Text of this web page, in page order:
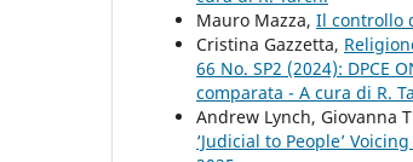
Mauro Mazza, Il controllo
Cristina Gazzetta,
66 No. SP2 (2024): DPCE
comparata - A cura di R.
Andrew Lynch, Giovanna
‘Judicial to People’